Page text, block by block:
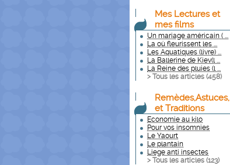
Mes Lectures et
mes films
Un mariage américain ( ...
La où fleurissent les ...
Les Aquatiques (livre) ...
La Ballerine de Kiev(l ...
La Reine des pluies (l ...
> Tous les articles (458)
Remèdes,Astuces,
et Traditions
Economie au kilo
Pour vos insomnies
Le Yaourt
Le plantain
Liege anti insectes
> Tous les articles (123)